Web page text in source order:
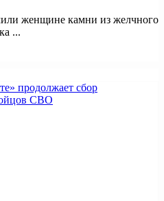
женщине камни из желчного
...